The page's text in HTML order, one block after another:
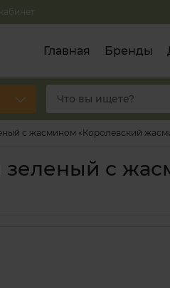
Главная Бренды
с жасмином «Королевский
зеленый с